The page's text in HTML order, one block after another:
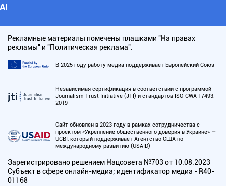
АI
Рекламные материалы помечены плашками "На правах
рекламы" и "Политическая реклама".
В 2025 году работу медиа поддерживает Европейский Союз
Независимая сертификация в соответствии с программой
Journalism Trust Initiative (JTI) и стандартов ISO CWA 17493:
2019
Сайт обновлен в 2023 году в рамках сотрудничества с
проектом «Укрепление общественного доверия в Украине» —
UCBI, который поддерживает Агентство США по
международному развитию (USAID)
Зарегистрировано решением Нацсовета №703 от 10.08.2023
Субъект в сфере онлайн-медиа; идентификатор медиа - R40-
01168